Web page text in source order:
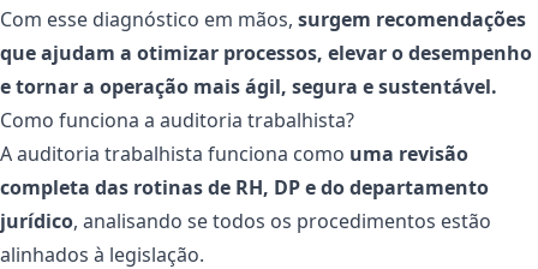
Com esse diagnóstico em mãos, surgem recomendações
que ajudam a otimizar processos, elevar o desempenho
e tornar a operação mais ágil, segura e sustentável.
Como funciona a auditoria trabalhista?
A auditoria trabalhista funciona como uma revisão
completa das rotinas de RH, DP e do departamento
jurídico, analisando se todos os procedimentos estão
alinhados à legislação.